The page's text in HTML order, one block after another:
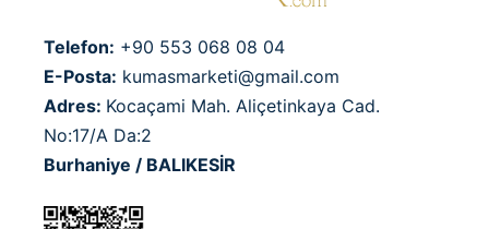
Telefon: +90 553 068 08 04
E-Posta: kumasmarketi@gmail.com
Adres: Kocaçami Mah. Aliçetinkaya Cad.
No:17/A Da:2
Burhaniye / BALIKESİR